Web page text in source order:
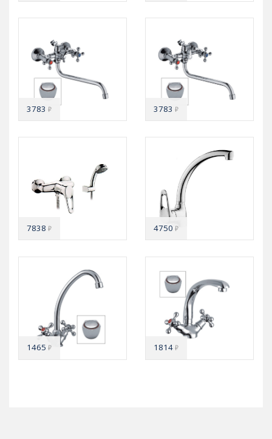
3783₽ 3783₽
7838₽ 4750₽
1465₽ 1814₽